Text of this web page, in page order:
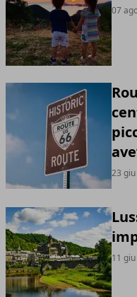
07
23
11